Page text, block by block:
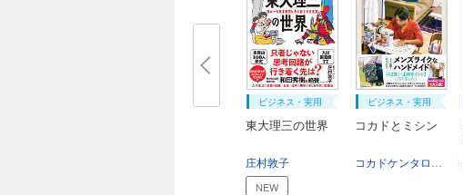
ビジネス・実用
東大理三の世界
庄村敦子
NEW
ビジネス・実用
コカドとミシン